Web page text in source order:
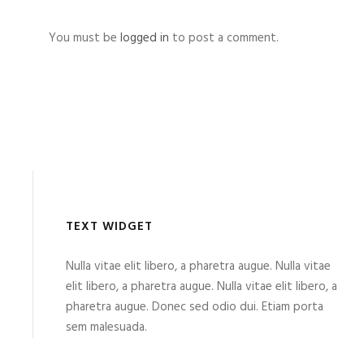
You must be logged in to post a comment.
TEXT WIDGET
Nulla vitae elit libero, a pharetra augue. Nulla vitae
elit libero, a pharetra augue. Nulla vitae elit libero, a
pharetra augue. Donec sed odio dui. Etiam porta
sem malesuada.